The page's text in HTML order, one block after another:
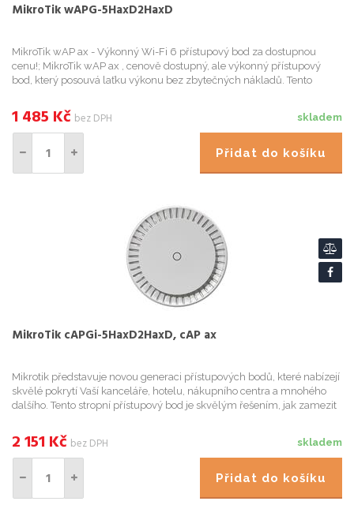
MikroTik wAPG-5HaxD2HaxD
MikroTik wAP ax - Výkonný Wi-Fi 6 přístupový bod za dostupnou
cenu!; MikroTik wAP ax , cenově dostupný, ale výkonný přístupový
bod, který posouvá laťku výkonu bez zbytečných nákladů. Tento
skladem
1 485 Kč bez DPH
Přidat do košíku
MikroTik cAPGi-5HaxD2HaxD, cAP ax
Mikrotik představuje novou generaci přístupových bodů, které nabízejí
skvělé pokrytí Vaší kanceláře, hotelu, nákupního centra a mnohého
dalšího. Tento stropní přístupový bod je skvělým řešením, jak zamezit
skladem
2 151 Kč bez DPH
Přidat do košíku